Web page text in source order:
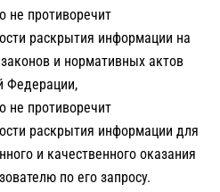
не противоречит
раскрытия информации на
и нормативных актов
Федерации,
не противоречит
раскрытия информации для
и качественного оказания
по его запросу.